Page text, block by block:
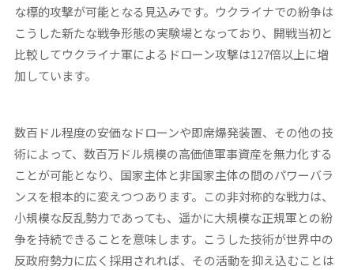
な標的攻撃が可能となる見込みです。ウクライナでの紛争は
こうした新たな戦争形態の実験場となっており、開戦当初と
比較してウクライナ軍によるドローン攻撃は127倍以上に増
加しています。
数百ドル程度の安価なドローンや即席爆発装置、その他の技
術によって、数百万ドル規模の高価値軍事資産を無力化する
ことが可能となり、国家主体と非国家主体の間のパワーバラ
ンスを根本的に変えつつあります。この非対称的な戦力は、
小規模な反乱勢力であっても、遥かに大規模な正規軍との紛
争を持続できることを意味します。こうした技術が世界中の
反政府勢力に広く採用されれば、その活動を抑え込むことは